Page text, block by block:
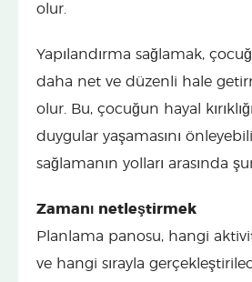
olur.
Yapılandırma sağlamak,
daha net ve düzenli hale
olur. Bu, çocuğun hayal
duygular yaşamasını
sağlamanın yolları arasında
Zamanı netleştirmek
Planlama panosu, hangi
ve hangi sırayla